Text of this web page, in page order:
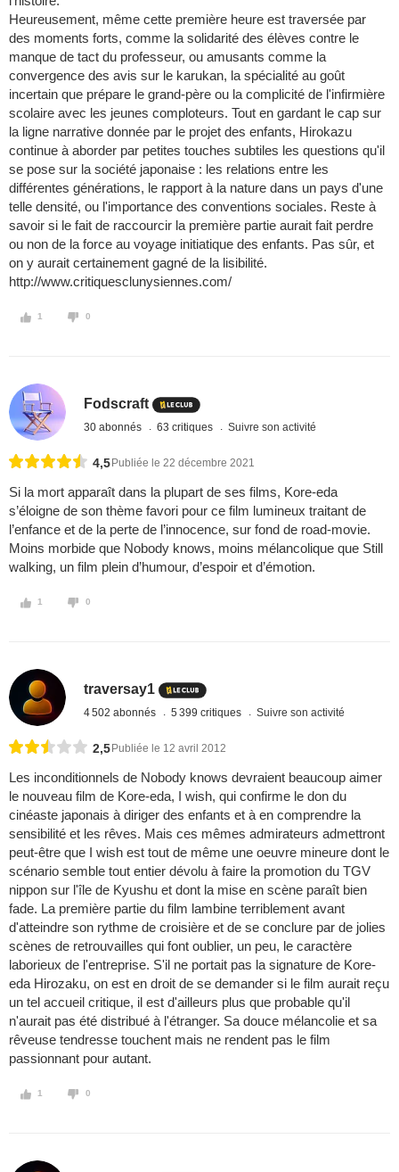
Heureusement, même cette première heure est traversée par
des moments forts, comme la solidarité des élèves contre le
manque de tact du professeur, ou amusants comme la
convergence des avis sur le karukan, la spécialité au goût
incertain que prépare le grand-père ou la complicité de l'infirmière
scolaire avec les jeunes comploteurs. Tout en gardant le cap sur
la ligne narrative donnée par le projet des enfants, Hirokazu
continue à aborder par petites touches subtiles les questions qu'il
se pose sur la société japonaise : les relations entre les
différentes générations, le rapport à la nature dans un pays d'une
telle densité, ou l'importance des conventions sociales. Reste à
savoir si le fait de raccourcir la première partie aurait fait perdre
ou non de la force au voyage initiatique des enfants. Pas sûr, et
on y aurait certainement gagné de la lisibilité.
http://www.critiquesclunysiennes.com/
1 0
Fodscraft
30 abonnés 63 critiques Suivre son activité
4,5 Publiée le 22 décembre 2021
Si la mort apparaît dans la plupart de ses films, Kore-eda
s’éloigne de son thème favori pour ce film lumineux traitant de
l’enfance et de la perte de l’innocence, sur fond de road-movie.
Moins morbide que Nobody knows, moins mélancolique que Still
walking, un film plein d’humour, d’espoir et d’émotion.
1 0
traversay1
4 502 abonnés 5 399 critiques Suivre son activité
2,5 Publiée le 12 avril 2012
Les inconditionnels de Nobody knows devraient beaucoup aimer
le nouveau film de Kore-eda, I wish, qui confirme le don du
cinéaste japonais à diriger des enfants et à en comprendre la
sensibilité et les rêves. Mais ces mêmes admirateurs admettront
peut-être que I wish est tout de même une oeuvre mineure dont le
scénario semble tout entier dévolu à faire la promotion du TGV
nippon sur l'île de Kyushu et dont la mise en scène paraît bien
fade. La première partie du film lambine terriblement avant
d'atteindre son rythme de croisière et de se conclure par de jolies
scènes de retrouvailles qui font oublier, un peu, le caractère
laborieux de l'entreprise. S'il ne portait pas la signature de Kore-
eda Hirozaku, on est en droit de se demander si le film aurait reçu
un tel accueil critique, il est d'ailleurs plus que probable qu'il
n'aurait pas été distribué à l'étranger. Sa douce mélancolie et sa
rêveuse tendresse touchent mais ne rendent pas le film
passionnant pour autant.
1 0